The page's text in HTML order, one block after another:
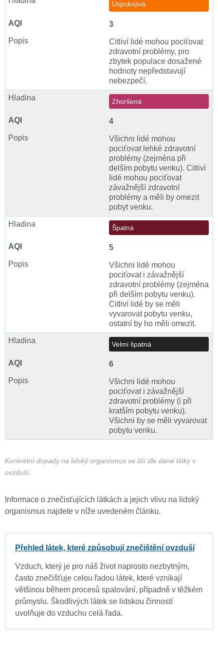
Uspokojivá
3
Citliví lidé mohou pociťovat
zdravotní problémy, pro
zbytek populace dosažené
hodnoty nepředstavují
nebezpečí.
Zhoršená
4
Všichni lidé mohou
pociťovat lehké zdravotní
problémy (zejména při
delším pobytu venku). Citliví
lidé mohou pociťovat
závažnější zdravotní
problémy a měli by omezit
pobyt venku.
Špatná
5
Všichni lidé mohou
pociťovat i závažnější
zdravotní problémy (zejména
při delším pobytu venku).
Citliví lidé by se měli
vyvarovat pobytu venku,
ostatní by ho měli omezit.
Velmi špatná
6
Všichni lidé mohou
pociťovat i závažnější
zdravotní problémy (i při
kratším pobytu venku).
Všichni by se měli vyvarovat
pobytu venku.
Konkrétní dopady na lidský organismus se liší dle dané látky v
ovzduší.
Informace o znečisťujících látkách a jejich vlivu na lidský
organismus najdete v níže uvedeném článku.
Přehled látek, které způsobují znečištění ovzduší
Vzduch, který je pro náš život naprosto nezbytným,
často znečišťuje celou řadou látek, které vznikají
většinou během procesů spalování, případně v těžkém
průmyslu. Škodlivých látek se lidskou činností
uvolňuje do vzduchu celá řada.